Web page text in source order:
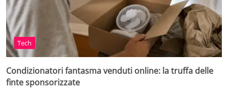
Tech
Condizionatori fantasma venduti online: la truffa delle
finte sponsorizzate